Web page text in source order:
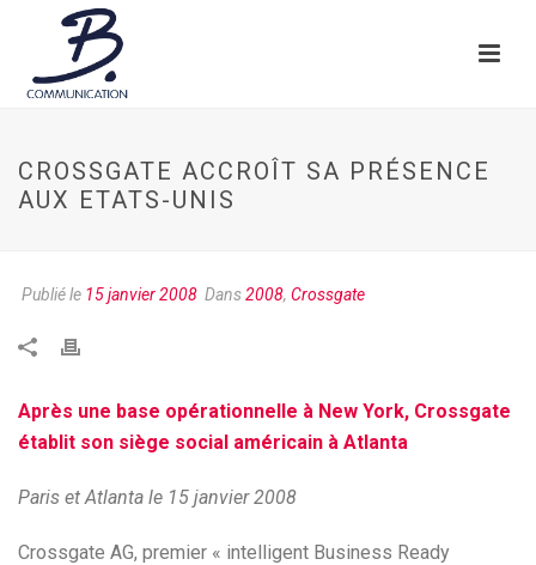
CROSSGATE ACCROÎT SA PRÉSENCE
AUX ETATS-UNIS
Publié le 15 janvier 2008 Dans2008, Crossgate
Après une base opérationnelle à New York, Crossgate
établit son siège social américain à Atlanta
Paris et Atlanta le 15 janvier 2008
Crossgate AG, premier « intelligent Business Ready